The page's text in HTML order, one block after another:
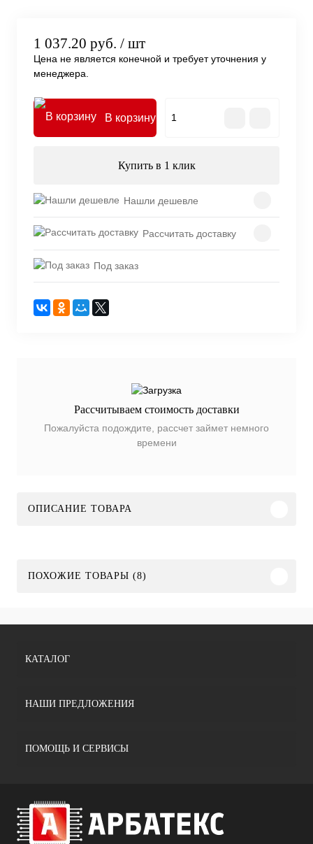
1 037.20 руб. / шт
Цена не является конечной и требует уточнения у
менеджера.
В корзину
Купить в 1 клик
Нашли дешевле
Рассчитать доставку
Под заказ
Рассчитываем стоимость доставки
Пожалуйста подождите, рассчет займет немного
времени
ОПИСАНИЕ ТОВАРА
ПОХОЖИЕ ТОВАРЫ (8)
КАТАЛОГ
НАШИ ПРЕДЛОЖЕНИЯ
ПОМОЩЬ И СЕРВИСЫ